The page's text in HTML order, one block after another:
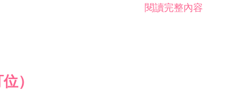
閱讀完整內容
）